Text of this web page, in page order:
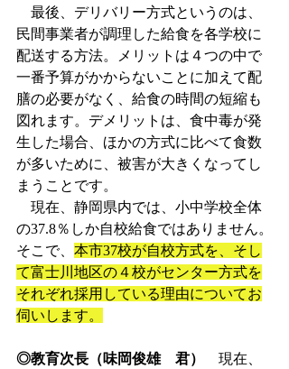
最後、デリバリー方式というのは、
民間事業者が調理した給食を各学校に
配送する方法。メリットは４つの中で
一番予算がかからないことに加えて配
膳の必要がなく、給食の時間の短縮も
図れます。デメリットは、食中毒が発
生した場合、ほかの方式に比べて食数
が多いために、被害が大きくなってし
まうことです。
現在、静岡県内では、小中学校全体
の37.8％しか自校給食ではありません。
そこで、 本市37校が自校方式を、そし
て富士川地区の４校がセンター方式を
それぞれ採用している理由についてお
伺いします。
◎教育次長（味岡俊雄　君）
現在、